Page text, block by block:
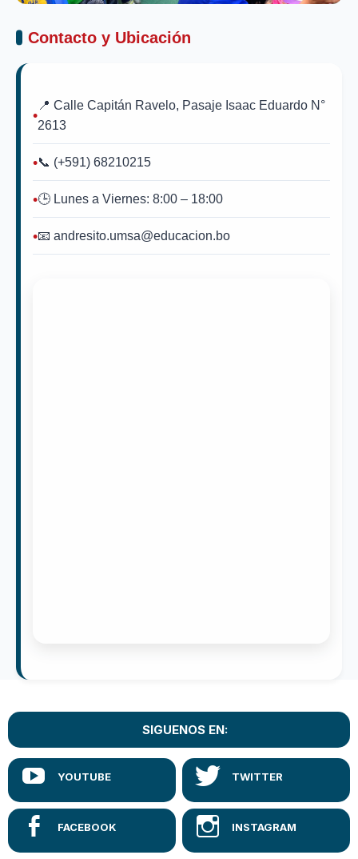
Contacto y Ubicación
📍 Calle Capitán Ravelo, Pasaje Isaac Eduardo N°
2613
📞 (+591) 68210215
🕒 Lunes a Viernes: 8:00 – 18:00
📧 andresito.umsa@educacion.bo
SIGUENOS EN: